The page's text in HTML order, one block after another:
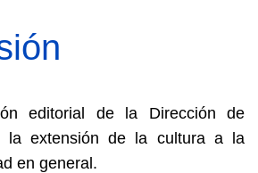
editorial de la Dirección de
la extensión de la cultura a la
en general.